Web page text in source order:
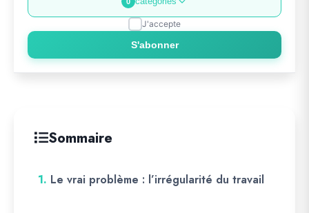
J'accepte
S'abonner
Sommaire
1. Le vrai problème : l’irrégularité du travail